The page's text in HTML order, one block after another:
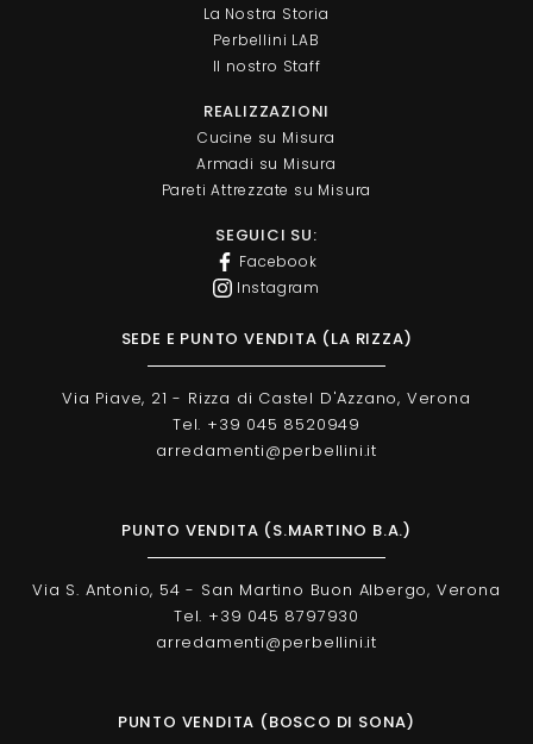
La Nostra Storia
Perbellini LAB
Il nostro Staff
REALIZZAZIONI
Cucine su Misura
Armadi su Misura
Pareti Attrezzate su Misura
SEGUICI SU:
Facebook
Instagram
SEDE E PUNTO VENDITA (LA RIZZA)
Via Piave, 21 - Rizza di Castel D'Azzano, Verona
Tel. +39 045 8520949
arredamenti@perbellini.it
PUNTO VENDITA (S.MARTINO B.A.)
Via S. Antonio, 54 - San Martino Buon Albergo, Verona
Tel. +39 045 8797930
arredamenti@perbellini.it
PUNTO VENDITA (BOSCO DI SONA)